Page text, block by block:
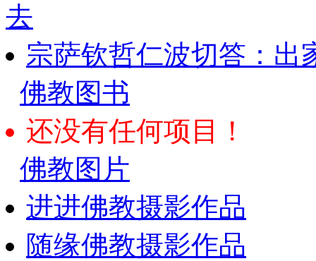
去
宗萨钦哲仁波切答：出
佛教图书
还没有任何项目！
佛教图片
进进佛教摄影作品
随缘佛教摄影作品